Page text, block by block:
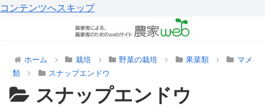
コンテンツへスキップ
ホーム 栽培 野菜の栽培 果菜類
マメ
類
スナップエンドウ
スナップエンドウ